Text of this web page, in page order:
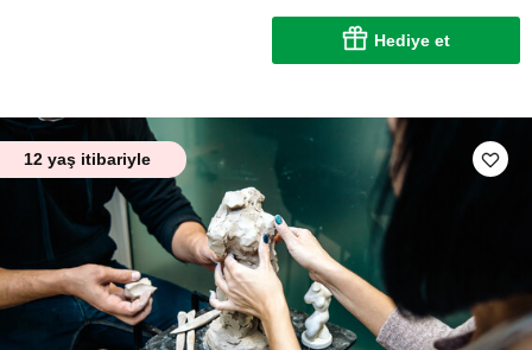
Hediye et
12 yaş itibariyle